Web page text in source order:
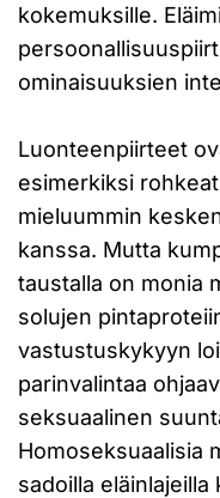
kokemuksille.
ominaisuuksien
Luonteenpiirteet
esimerkiksi
mieluummin
kanssa. Mutta
taustalla on monia
solujen
vastustuskykyyn
parinvalintaa
seksuaalinen
Homoseksuaalisia
sadoilla